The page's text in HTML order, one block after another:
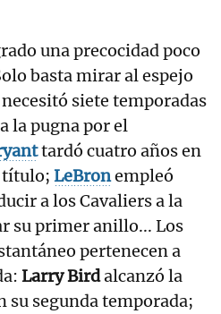
una precocidad poco
basta mirar al espejo
necesitó siete temporadas
la pugna por el
tardó cuatro años en
título; LeBronempleó
a los Cavaliers a la
su primer anillo... Los
pertenecen a
Larry Birdalcanzó la
su segunda temporada;